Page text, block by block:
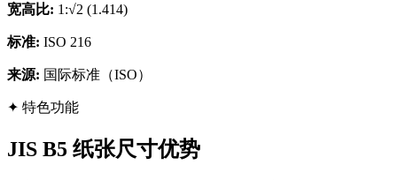
宽高比: 1:√2 (1.414)
标准: ISO 216
来源: 国际标准（ISO）
✦ 特色功能
JIS B5 纸张尺寸优势